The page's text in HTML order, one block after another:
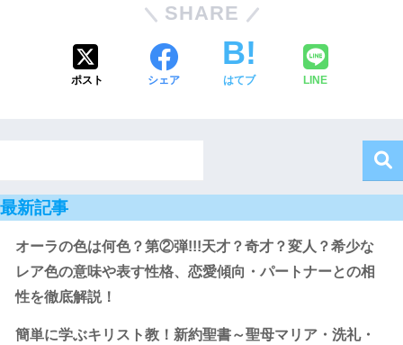
SHARE
ポスト シェア はてブ LINE
最新記事
オーラの色は何色？第②弾!!!天才？奇才？変人？希少な
レア色の意味や表す性格、恋愛傾向・パートナーとの相
性を徹底解説！
簡単に学ぶキリスト教！新約聖書～聖母マリア・洗礼・